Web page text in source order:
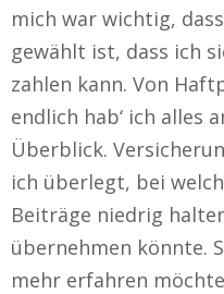
mich war wichtig,
gewählt ist, dass ich
zahlen kann. Von
endlich hab‘ ich alles
Überblick.
ich überlegt, bei
Beiträge niedrig
übernehmen könnte.
mehr erfahren